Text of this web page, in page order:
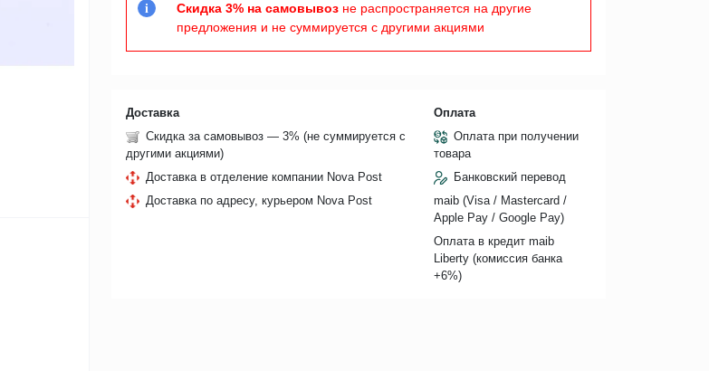
i
Скидка 3% на самовывозне распространяется на другие
предложения и не суммируется с другими акциями
Доставка
Скидка за самовывоз — 3% (не суммируется с
другими акциями)
Доставка в отделение компании Nova Post
Доставка по адресу, курьером Nova Post
Оплата
Оплата при получении
товара
Банковский перевод
maib (Visa / Mastercard /
Apple Pay / Google Pay)
Оплата в кредит maib
Liberty (комиссия банкa
+6%)